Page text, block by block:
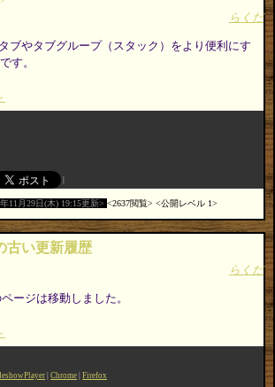
らくだ
ブやタブグループ（スタック）をより便利にす
す。
11月29日(木) 19:15更新 2637閲覧 公開レベル 1
古い更新履歴
らくだ
ージは移動しました。
Chrome Firefox